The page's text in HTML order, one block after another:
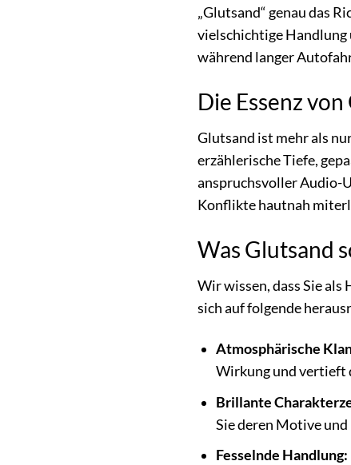
„Glutsand“ genau das
vielschichtige Handlung
während langer
Die Essenz
Glutsand ist mehr als
erzählerische Tiefe,
anspruchsvoller Audio-
Konflikte hautnah
Was Glutsand
Wir wissen, dass Sie als
sich auf folgende
Atmosphärische
Wirkung und vertieft
Brillante
Sie deren Motive
Fesselnde Handlung: